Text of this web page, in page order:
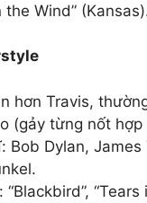
the Wind”
hơn Travis,
(gảy từng nốt hợp
Bob Dylan, James
“Blackbird”, “Tears